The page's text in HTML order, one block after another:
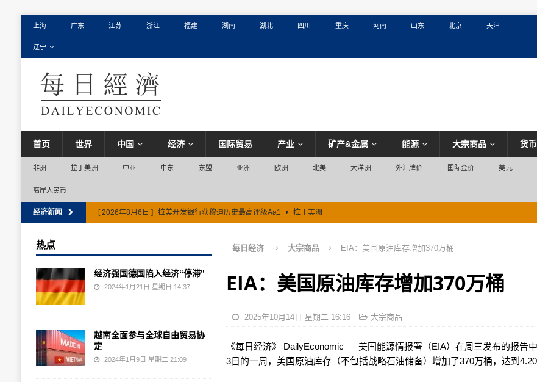
上海 广东 江苏 浙江 福建 湖南 湖北 四川 重庆 河南 山东 北京 天津
辽宁
首页 世界 中国 经济 国际贸易 产业 矿产&金属 能源 大宗商品 货
非洲 拉丁美洲 中亚 中东 东盟 亚洲 欧洲 北美 大洋洲 外汇牌价 国际金价 美元
离岸人民币
经济新闻 [ 2026年8月6日 ] 拉美开发银行获穆迪历史最高评级Aa1 拉丁美洲
每日经济 大宗商品 EIA：美国原油库存增加370万桶
EIA：美国原油库存增加370万桶
2025年10月14日 星期二 16:16 大宗商品
《每日经济》 DailyEconomic – 美国能源情报署（EIA）在周三发布的报告
3日的一周，美国原油库存（不包括战略石油储备）增加了370万桶，达到
热点
经济强国德国陷入经济“停滞”
2024年1月21日 星期日 14:37
越南全面参与全球自由贸易协
定
2024年1月9日 星期二 21:09